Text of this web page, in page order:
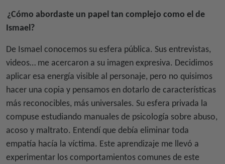
¿Cómo abordaste un papel tan complejo como el de
Ismael?
De Ismael conocemos su esfera pública. Sus entrevistas,
videos… me acercaron a su imagen expresiva. Decidimos
aplicar esa energía visible al personaje, pero no quisimos
hacer una copia y pensamos en dotarlo de características
más reconocibles, más universales. Su esfera privada la
compuse estudiando manuales de psicología sobre abuso,
acoso y maltrato. Entendí que debía eliminar toda
empatía hacía la víctima. Este aprendizaje me llevó a
experimentar los comportamientos comunes de este